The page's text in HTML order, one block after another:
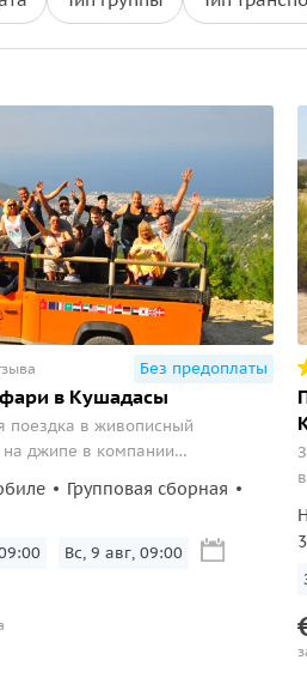
Без предоплаты
в Кушадасы
поездка в живописный
джипе в компании
Групповая сборная
Вс, 9 авг, 09:00